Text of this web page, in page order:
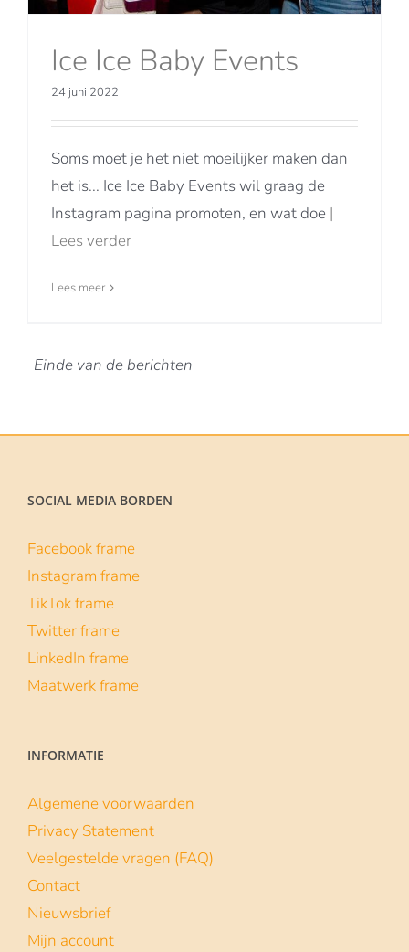
Ice Ice Baby Events
24 juni 2022
Soms moet je het niet moeilijker maken dan
het is... Ice Ice Baby Events wil graag de
Instagram pagina promoten, en wat doe |
Lees verder
Lees meer
#skillsvoordeklas
De campagne Skills voor de klas laat
middelbare scholieren (van 3 havo tot vwo
6) op
Lees meer